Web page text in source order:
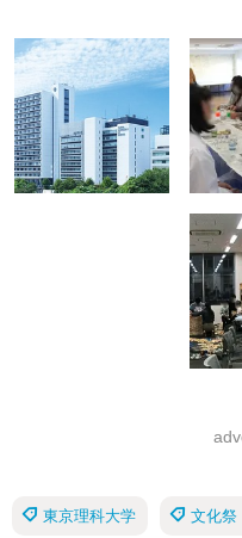
東京理科大学 文化祭